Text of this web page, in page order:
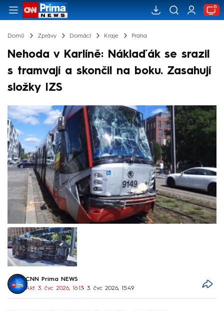
Domů Zprávy Domácí Kraje Praha
Nehoda v Karlíně: Náklaďák se srazil
s tramvají a skončil na boku. Zasahují
složky IZS
CNN Prima NEWS
Akt. 3. čvc 2026, 16:13• 3. čvc 2026, 15:49